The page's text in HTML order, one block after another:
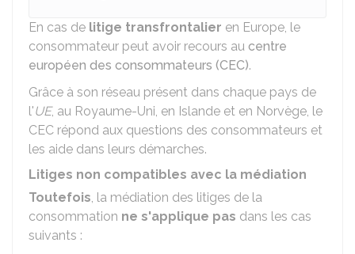
En cas de litige transfrontalier en Europe, le
consommateur peut avoir recours au centre
européen des consommateurs (CEC).
Grâce à son réseau présent dans chaque pays de
l'UE, au Royaume-Uni, en Islande et en Norvège, le
CEC répond aux questions des consommateurs et
les aide dans leurs démarches.
Litiges non compatibles avec la médiation
Toutefois, la médiation des litiges de la
consommation ne s'applique pas dans les cas
suivants :